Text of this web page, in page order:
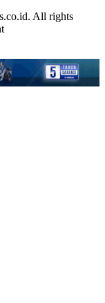
All rights